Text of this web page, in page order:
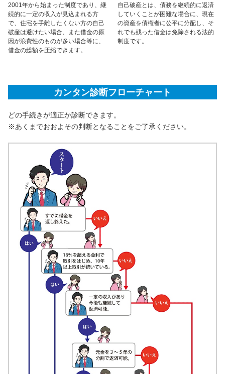
2001年から始まった制度であり、継
続的に一定の収入が見込まれる方
で、住宅を手離したくない方の自己
破産は避けたい場合、また借金の原
因が浪費性のものが多い場合等に、
借金の総額を圧縮できます。
自己破産とは、債務を継続的に返済
していくことが困難な場合に、現在
の資産を債権者に公平に分配し、そ
れでも残った借金は免除される法的
制度です。
カンタン診断フローチャート
どの手続きが適正か診断できます。
※あくまでおおよその判断となることをご了承ください。